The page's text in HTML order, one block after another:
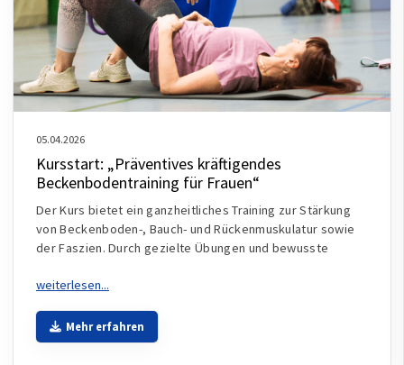
05.04.2026
Kursstart: „Präventives kräftigendes
Beckenbodentraining für Frauen“
Der Kurs bietet ein ganzheitliches Training zur Stärkung
von Beckenboden-, Bauch- und Rückenmuskulatur sowie
der Faszien. Durch gezielte Übungen und bewusste
Mehr erfahren